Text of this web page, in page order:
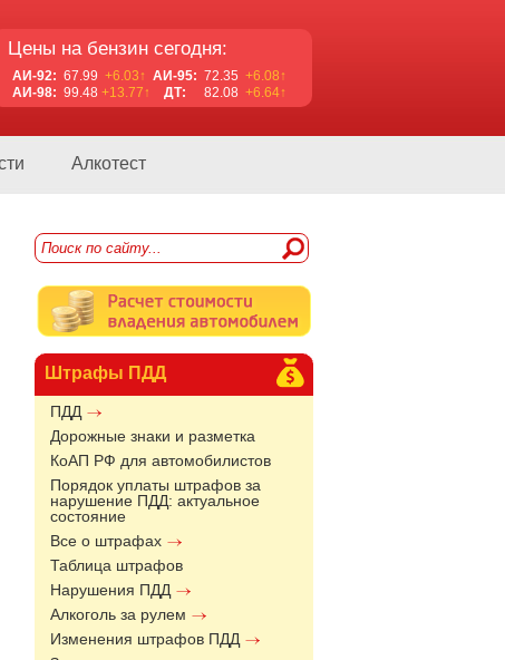
Цены на бензин сегодня:
АИ-92: 67.99 +6.03↑ АИ-95: 72.35 +6.08↑
АИ-98: 99.48 +13.77↑ ДТ: 82.08 +6.64↑
Алкотест
Штрафы ПДД
ПДД
Дорожные знаки и разметка
КоАП РФ для автомобилистов
Порядок уплаты штрафов за
нарушение ПДД: актуальное
состояние
Все о штрафах
Таблица штрафов
Нарушения ПДД
Алкоголь за рулем
Изменения штрафов ПДД